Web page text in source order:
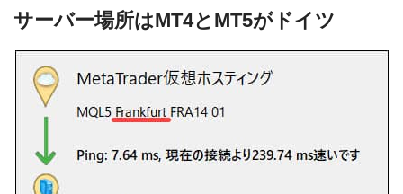
サーバー場所はMT4とMT5がドイツ